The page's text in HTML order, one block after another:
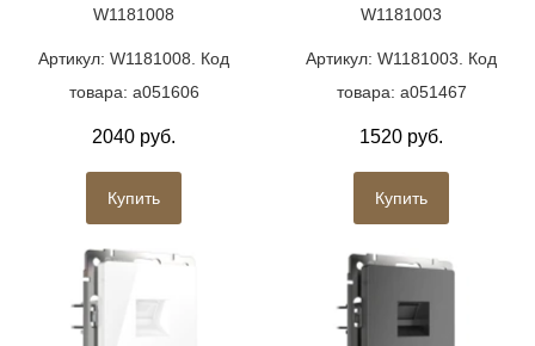
W1181008
Артикул: W1181008. Код
товара: a051606
2040 руб.
Купить
W1181003
Артикул: W1181003. Код
товара: a051467
1520 руб.
Купить